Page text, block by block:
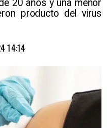
20 años y una menor
producto del virus
14:14